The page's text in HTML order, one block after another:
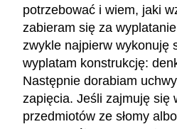
potrzebować i wiem, jaki
zabieram się za
zwykle najpierw wykonuję
wyplatam konstrukcję:
Następnie dorabiam
zapięcia. Jeśli zajmuję się
przedmiotów ze słomy